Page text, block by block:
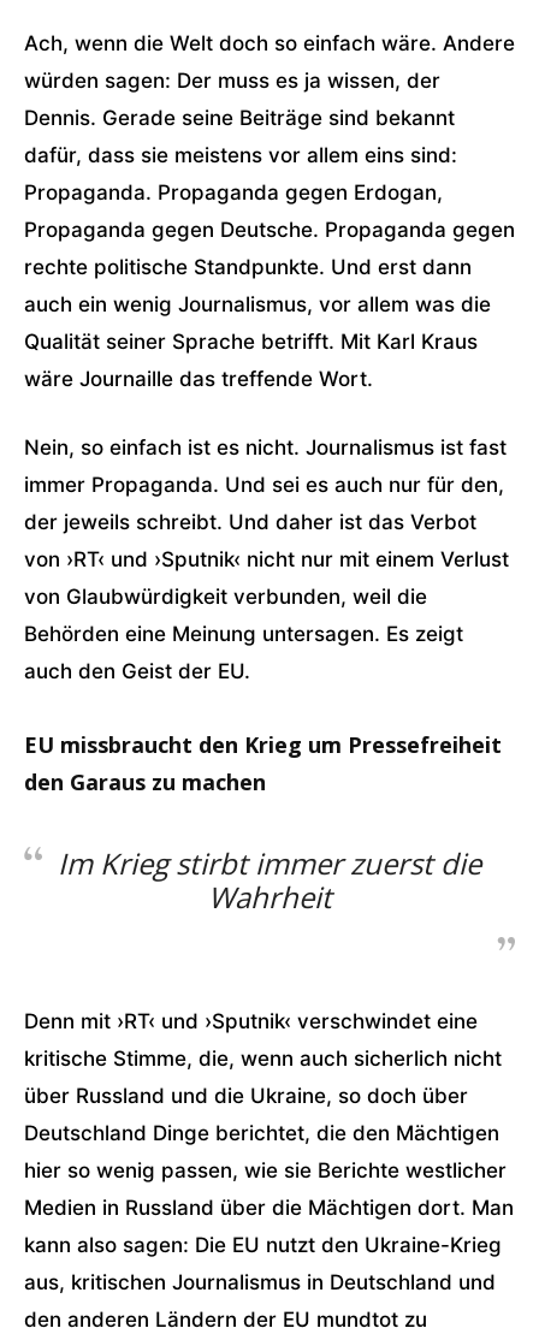
Ach, wenn die Welt doch so einfach wäre. Andere
würden sagen: Der muss es ja wissen, der
Dennis. Gerade seine Beiträge sind bekannt
dafür, dass sie meistens vor allem eins sind:
Propaganda. Propaganda gegen Erdogan,
Propaganda gegen Deutsche. Propaganda gegen
rechte politische Standpunkte. Und erst dann
auch ein wenig Journalismus, vor allem was die
Qualität seiner Sprache betrifft. Mit Karl Kraus
wäre Journaille das treffende Wort.
Nein, so einfach ist es nicht. Journalismus ist fast
immer Propaganda. Und sei es auch nur für den,
der jeweils schreibt. Und daher ist das Verbot
von ›RT‹ und ›Sputnik‹ nicht nur mit einem Verlust
von Glaubwürdigkeit verbunden, weil die
Behörden eine Meinung untersagen. Es zeigt
auch den Geist der EU.
EU missbraucht den Krieg um Pressefreiheit
den Garaus zu machen
Im Krieg stirbt immer zuerst die
Wahrheit
Denn mit ›RT‹ und ›Sputnik‹ verschwindet eine
kritische Stimme, die, wenn auch sicherlich nicht
über Russland und die Ukraine, so doch über
Deutschland Dinge berichtet, die den Mächtigen
hier so wenig passen, wie sie Berichte westlicher
Medien in Russland über die Mächtigen dort. Man
kann also sagen: Die EU nutzt den Ukraine-Krieg
aus, kritischen Journalismus in Deutschland und
den anderen Ländern der EU mundtot zu